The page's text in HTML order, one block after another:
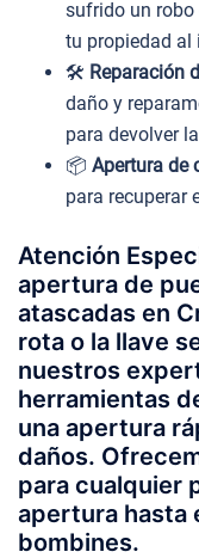
sufrido un robo
tu propiedad al
🛠️ Reparación
daño y
para devolver
📦 Apertura de
para recuperar
Atención
apertura de
atascadas en
rota o la llave
nuestros
herramientas
una apertura
daños.
para cualquier
apertura hasta
bombines.